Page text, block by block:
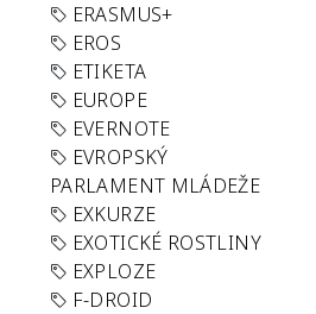
ERASMUS+
EROS
ETIKETA
EUROPE
EVERNOTE
EVROPSKÝ
PARLAMENT MLÁDEŽE
EXKURZE
EXOTICKÉ ROSTLINY
EXPLOZE
F-DROID